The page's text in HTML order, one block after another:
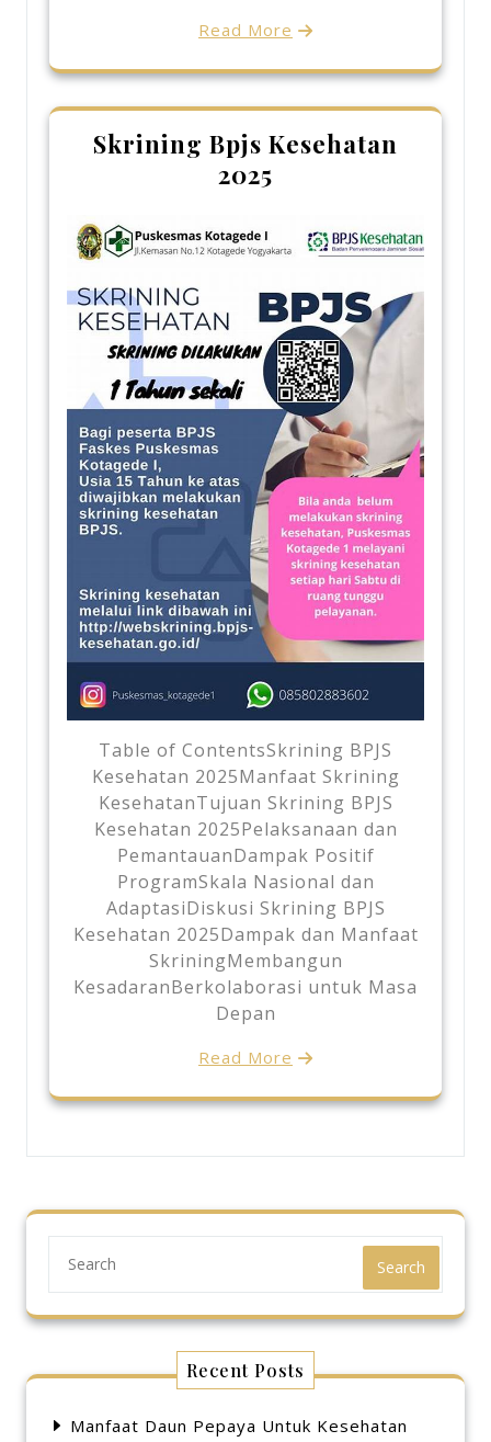
Read More
Skrining Bpjs Kesehatan
2025
Table of ContentsSkrining BPJS
Kesehatan 2025Manfaat Skrining
KesehatanTujuan Skrining BPJS
Kesehatan 2025Pelaksanaan dan
PemantauanDampak Positif
ProgramSkala Nasional dan
AdaptasiDiskusi Skrining BPJS
Kesehatan 2025Dampak dan Manfaat
SkriningMembangun
KesadaranBerkolaborasi untuk Masa
Depan
Read More
Search
Recent Posts
Manfaat Daun Pepaya Untuk Kesehatan